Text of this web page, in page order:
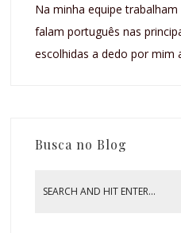
Na minha equipe
falam português nas
escolhidas a dedo por mim
Busca no Blog